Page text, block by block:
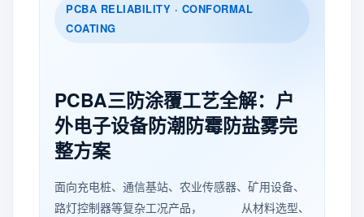
PCBA RELIABILITY · CONFORMAL
COATING
PCBA三防涂覆工艺全解：户
外电子设备防潮防霉防盐雾完
整方案
面向充电桩、通信基站、农业传感器、矿用设备、
路灯控制器等复杂工况产品， 从材料选型、